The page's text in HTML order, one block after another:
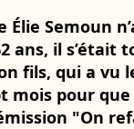
Élie Semoun
ans, il s’était
fils, qui a vu
mois pour
"On